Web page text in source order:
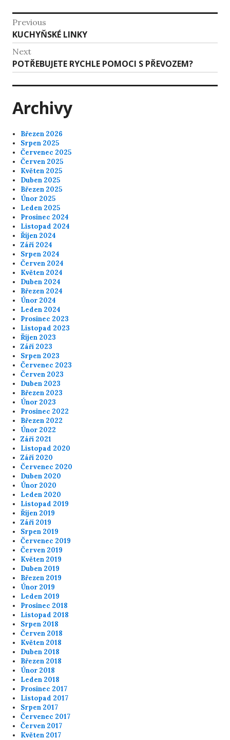
Navigace
pro
příspěvek
Previous
Previous
post:
KUCHYŇSKÉ LINKY
Next
Next
post:
POTŘEBUJETE RYCHLE POMOCI S PŘEVOZEM?
Archivy
Březen 2026
Srpen 2025
Červenec 2025
Červen 2025
Květen 2025
Duben 2025
Březen 2025
Únor 2025
Leden 2025
Prosinec 2024
Listopad 2024
Říjen 2024
Září 2024
Srpen 2024
Červen 2024
Květen 2024
Duben 2024
Březen 2024
Únor 2024
Leden 2024
Prosinec 2023
Listopad 2023
Říjen 2023
Září 2023
Srpen 2023
Červenec 2023
Červen 2023
Duben 2023
Březen 2023
Únor 2023
Prosinec 2022
Březen 2022
Únor 2022
Září 2021
Listopad 2020
Září 2020
Červenec 2020
Duben 2020
Únor 2020
Leden 2020
Listopad 2019
Říjen 2019
Září 2019
Srpen 2019
Červenec 2019
Červen 2019
Květen 2019
Duben 2019
Březen 2019
Únor 2019
Leden 2019
Prosinec 2018
Listopad 2018
Srpen 2018
Červen 2018
Květen 2018
Duben 2018
Březen 2018
Únor 2018
Leden 2018
Prosinec 2017
Listopad 2017
Srpen 2017
Červenec 2017
Červen 2017
Květen 2017